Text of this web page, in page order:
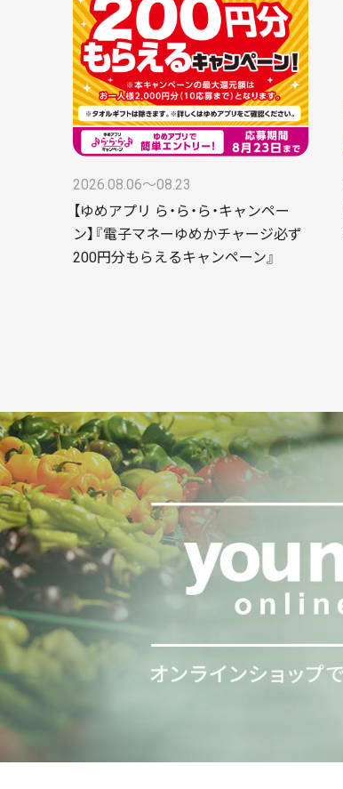
2026.08.06〜08.23
【ゆめアプリ ら・ら・ら・キャンペー
ン】『電子マネーゆめかチャージ必ず
200円分もらえるキャンペーン』